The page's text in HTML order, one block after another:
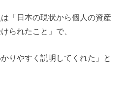
「日本の現状から個人の資産
られたこと」で、
りやすく説明してくれた」と